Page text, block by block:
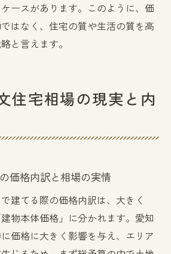
ースがあります。このように、価
はなく、住宅の質や生活の質を高
と言えます。
住宅相場の現実と内
価格内訳と相場の実情
建てる際の価格内訳は、大きく
建物本体価格」に分かれます。愛知
価格に大きく影響を与え、エリア